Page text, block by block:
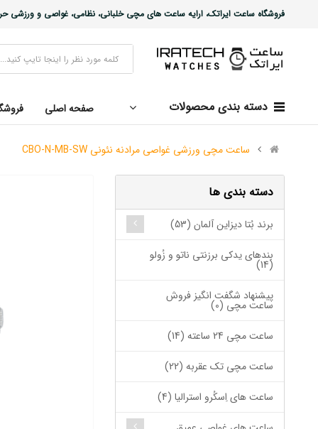
فروشگاه ساعت ایراتک، ارایه ساعت های مچی خلبانی، نظامی، غواصی و ورزشی
دسته بندی محصولات صفحه اصلی
ساعت مچی ورزشی غواصی مرادنه نئونی CBO-N-MB-SW
دسته بندی ها
برند بُتا دیزاین آلمان (53)
بندهای یدکی برزنتی ناتو و زُولو
(14)
پیشنهاد شگفت انگیز فروش
ساعت مچی (0)
ساعت مچی 24 ساعته (14)
ساعت مچی تک عقربه (22)
ساعت های اِسکُرو استرالیا (4)